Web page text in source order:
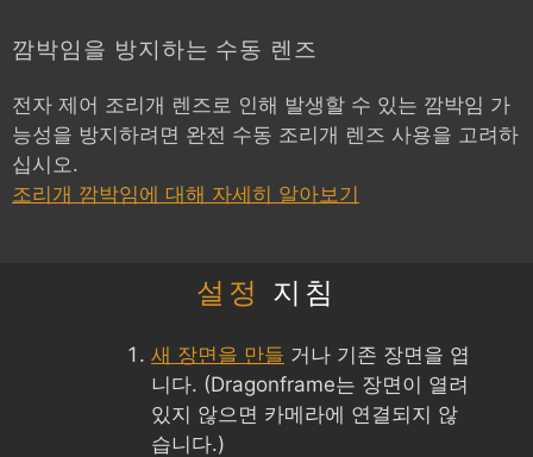
깜박임을 방지하는 수동 렌즈
전자 제어 조리개 렌즈로 인해 발생할 수 있는 깜박임 가
능성을 방지하려면 완전 수동 조리개 렌즈 사용을 고려하
십시오.
조리개 깜박임에 대해 자세히 알아보기
설정 지침
새 장면을 만들 거나 기존 장면을 엽
니다. (Dragonframe는 장면이 열려
있지 않으면 카메라에 연결되지 않
습니다.)